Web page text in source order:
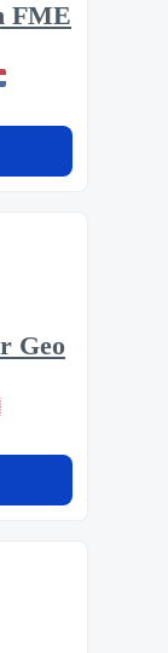
FME
Geo